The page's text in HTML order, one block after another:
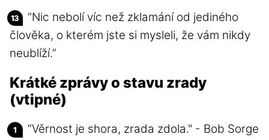
“Nic nebolí víc než zklamání od jediného
člověka, o kterém jste si mysleli, že vám nikdy
neublíží.”
Krátké zprávy o stavu zrady
(vtipné)
“Věrnost je shora, zrada zdola." - Bob Sorge